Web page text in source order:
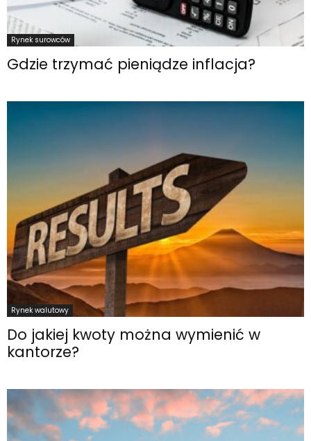
Rynek surowców
Gdzie trzymać pieniądze inflacja?
Rynek walutowy
Do jakiej kwoty można wymienić w
kantorze?